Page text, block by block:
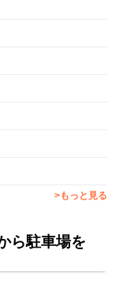
>もっと見る
ら駐車場を